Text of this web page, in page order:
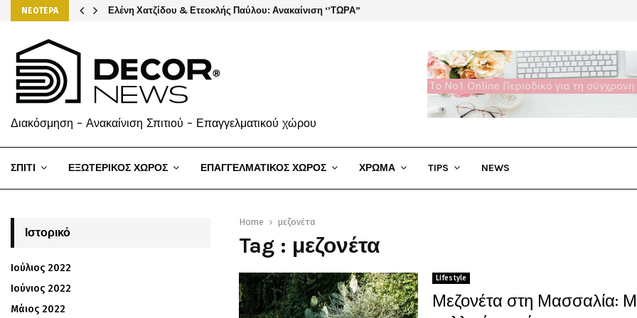
ΝΕΟΤΕΡΑ Ελένη Χατζίδου & Ετεοκλής Παύλου: Ανακαίνιση ‘’ΤΩΡΑ”
Διακόσμηση - Ανακαίνιση Σπιτιού - Επαγγελματικού χώρου
ΣΠΙΤΙ ΕΞΩΤΕΡΙΚΟΣ ΧΩΡΟΣ ΕΠΑΓΓΕΛΜΑΤΙΚΟΣ ΧΩΡΟΣ ΧΡΩΜΑ TIPS NEWS
Home μεζονέτα
Tag : μεζονέτα
Lifestyle
Μεζονέτα στη Μασσαλία:
Ιστορικό
Ιούλιος 2022
Ιούνιος 2022
Μάιος 2022